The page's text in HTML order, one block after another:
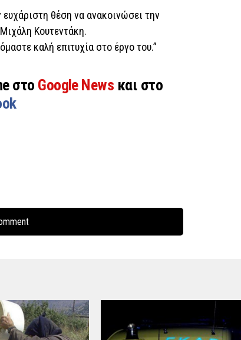
θέση να ανακοινώσει την
Κουτεντάκη.
καλή επιτυχία στο έργο του.”
στο Google News και στο